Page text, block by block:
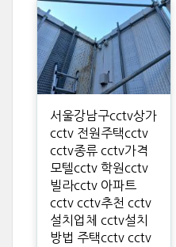
서울강남구cctv상가
cctv 전원주택cctv
cctv종류 cctv가격
모텔cctv 학원cctv
빌라cctv 아파트
cctv cctv추천 cctv
설치업체 cctv설치
방법 주택cctv cctv